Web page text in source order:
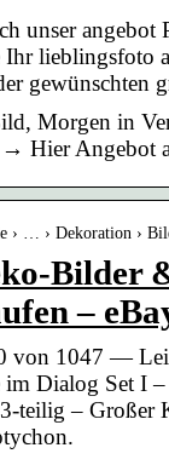
unser angebot
Ihr lieblingsfoto
gewünschten
Morgen in
Hier Angebot
› … › Dekoration ›
Bilder
–
von 1047 —
Dialog Set I
teilig – Großer